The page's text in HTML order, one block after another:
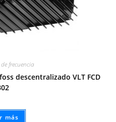
frecuencia
descentralizado VLT FCD
más